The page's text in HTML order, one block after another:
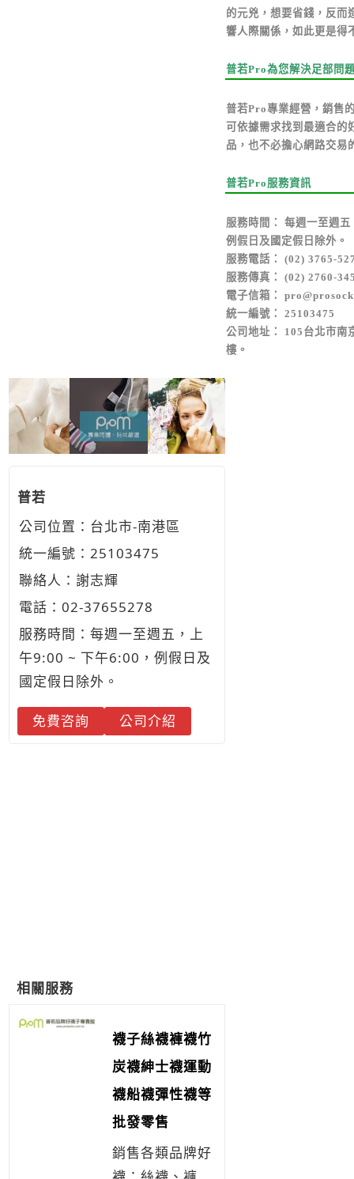
的元兇，想要省錢，反而
響人際關係，如此更是得
普若Pro為您解決足部問
普若Pro專業經營，銷售
可依據需求找到最適合的
品，也不必擔心網路交易
普若Pro服務資訊
服務時間： 每週一至週
例假日及國定假日除外。
服務電話： (02) 3765-
服務傳真： (02) 2760-
電子信箱：
統一編號： 25103475
公司地址： 105台北市南
樓。
普若
公司位置：台北市-南港區
統一編號：25103475
聯絡人：謝志輝
電話： 02-37655278
服務時間：每週一至週五，上
午9:00 ~ 下午6:00，例假日及
國定假日除外。
免費咨詢 公司介紹
相關服務
襪子絲襪褲襪竹
炭襪紳士襪運動
襪船襪彈性襪等
批發零售
銷售各類品牌好